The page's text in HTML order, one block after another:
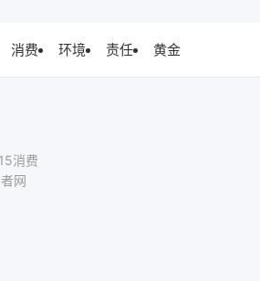
消费 环境 责任 黄金
消费
者网